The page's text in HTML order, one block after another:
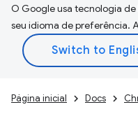
O Google usa tecnologia
seu idioma de preferência.
Página inicial Docs